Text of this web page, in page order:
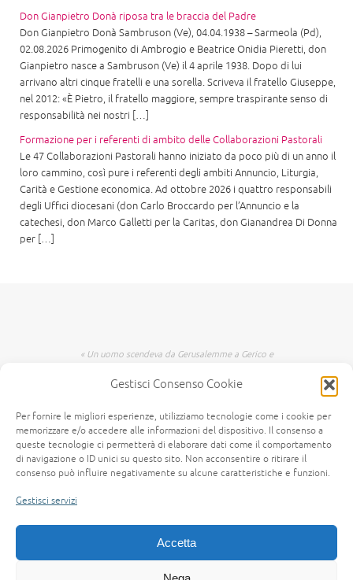
Gestisci Consenso Cookie
Per fornire le migliori esperienze, utilizziamo tecnologie come i cookie per
memorizzare e/o accedere alle informazioni del dispositivo. Il consenso a
queste tecnologie ci permetterà di elaborare dati come il comportamento
di navigazione o ID unici su questo sito. Non acconsentire o ritirare il
consenso può influire negativamente su alcune caratteristiche e funzioni.
Gestisci servizi
Accetta
Don Gianpietro Donà riposa tra le braccia del Padre
Don Gianpietro Donà Sambruson (Ve), 04.04.1938 – Sarmeola (Pd),
02.08.2026 Primogenito di Ambrogio e Beatrice Onidia Pieretti, don
Gianpietro nasce a Sambruson (Ve) il 4 aprile 1938. Dopo di lui
arrivano altri cinque fratelli e una sorella. Scriveva il fratello Giuseppe,
nel 2012: «È Pietro, il fratello maggiore, sempre traspirante senso di
responsabilità nei nostri […]
Formazione per i referenti di ambito delle Collaborazioni Pastorali
Le 47 Collaborazioni Pastorali hanno iniziato da poco più di un anno il
loro cammino, così pure i referenti degli ambiti Annuncio, Liturgia,
Carità e Gestione economica. Ad ottobre 2026 i quattro responsabili
degli Uffici diocesani (don Carlo Broccardo per l’Annuncio e la
catechesi, don Marco Galletti per la Caritas, don Gianandrea Di Donna
per […]
« Un uomo scendeva da Gerusalemme a Gerico e
percossero e poi se ne andarono, lasciandolo
per quella medesima strada e quando lo vide
passò oltre dall'altra parte. Anche un levita,
giunto in quel luogo, lo vide e passò oltre. Invece
un Samaritano, che era in viaggio, passandogli
accanto lo vide e n'ebbe compassione. Gli si fece
all'albergatore, dicendo: Abbi cura di lui e ciò
che spenderai in più, te lo rifonderò al mio